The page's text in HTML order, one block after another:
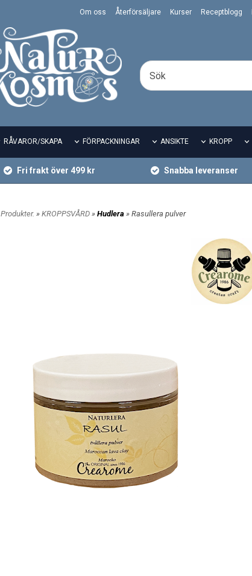
Om oss Återförsäljare Kurser Receptblogg
RÅVAROR/SKAPA FÖRPACKNINGAR ANSIKTE KROPP
Fri frakt över 499 kr Snabba leveranser
Produkter. » KROPPSVÅRD » Hudlera » Rasullera pulver